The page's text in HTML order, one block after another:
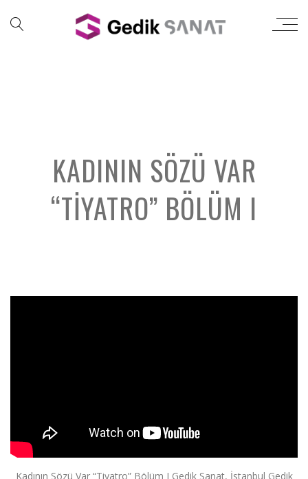
KADININ SÖZÜ VAR
“TIYATRO” BÖLÜM I
Kadının Sözü Var “Tiyatro” Bölüm I Gedik Sanat, İstanbul Gedik